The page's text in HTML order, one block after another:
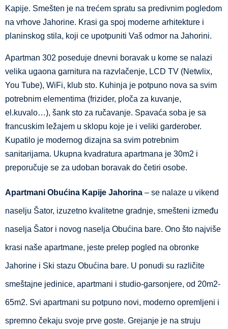
Kapije. Smešten je na trećem spratu sa predivnim pogledom
na vrhove Jahorine. Krasi ga spoj moderne arhitekture i
planinskog stila, koji ce upotpuniti Vaš odmor na Jahorini.
Apartman 302 poseduje dnevni boravak u kome se nalazi
velika ugaona garnitura na razvlačenje, LCD TV (Netwlix,
You Tube), WiFi, klub sto. Kuhinja je potpuno nova sa svim
potrebnim elementima (frizider, ploča za kuvanje,
el.kuvalo…), šank sto za ručavanje. Spavaća soba je sa
francuskim ležajem u sklopu koje je i veliki garderober.
Kupatilo je modernog dizajna sa svim potrebnim
sanitarijama. Ukupna kvadratura apartmana je 30m2 i
preporučuje se za udoban boravak do četiri osobe.
Apartmani Obućina Kapije Jahorina – se nalaze u vikend
naselju Šator, izuzetno kvalitetne gradnje, smešteni između
naselja Šator i novog naselja Obućina bare. Ono što najviše
krasi naše apartmane, jeste prelep pogled na obronke
Jahorine i Ski stazu Obućina bare. U ponudi su različite
smeštajne jedinice, apartmani i studio-garsonjere, od 20m2-
65m2. Svi apartmani su potpuno novi, moderno opremljeni i
spremno čekaju svoje prve goste. Grejanje je na struju